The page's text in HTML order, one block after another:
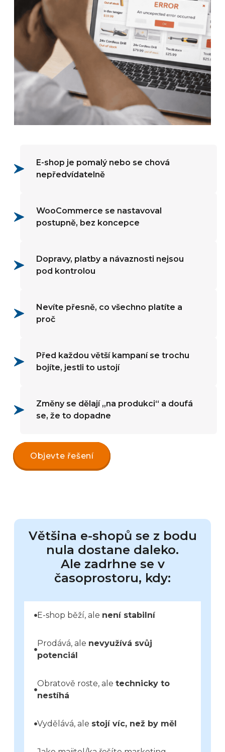
E-shop je pomalý nebo se chová
nepředvídatelně
WooCommerce se nastavoval
postupně, bez koncepce
Dopravy, platby a návaznosti nejsou
pod kontrolou
Nevíte přesně, co všechno platíte a
proč
Před každou větší kampaní se trochu
bojíte, jestli to ustojí
Změny se dělají „na produkci“ a doufá
se, že to dopadne
Objevte řešení
Většina e-shopů se z bodu
nula dostane daleko.
Ale zadrhne se v
časoprostoru, kdy:
E-shop běží, ale není stabilní
Prodává, ale nevyužívá svůj
potenciál
Obratově roste, aletechnicky to
nestíhá
Vydělává, ale stojí víc, než by měl